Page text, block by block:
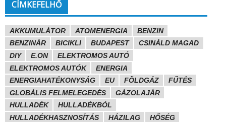
CÍMKEFELHŐ
AKKUMULÁTOR ATOMENERGIA
BENZIN
BENZINÁR
BICIKLI BUDAPEST
CSINÁLD MAGAD
DIY
E.ON
ELEKTROMOS AUTÓ
ELEKTROMOS AUTÓK
ENERGIA
ENERGIAHATÉKONYSÁG
EU FÖLDGÁZ
FŰTÉS
GLOBÁLIS FELMELEGEDÉS
GÁZOLAJÁR
HULLADÉK
HULLADÉKBÓL
HULLADÉKHASZNOSÍTÁS
HÁZILAG
HŐSÉG